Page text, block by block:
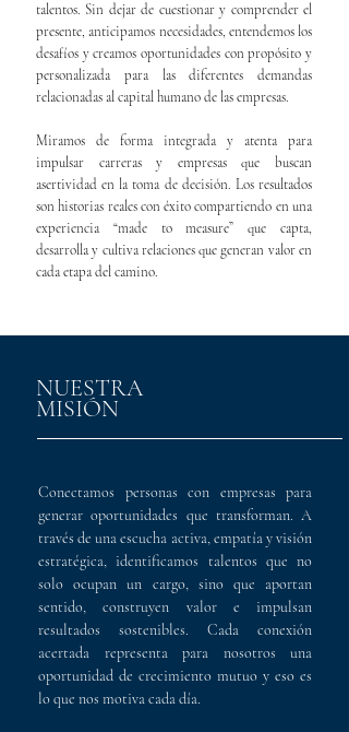
talentos. Sin dejar de cuestionar y comprender el
presente, anticipamos necesidades, entendemos los
desafíos y creamos oportunidades con propósito y
personalizada para las diferentes demandas
relacionadas al capital humano de las empresas.
Miramos de forma integrada y atenta para
impulsar carreras y empresas que buscan
asertividad en la toma de decisión. Los resultados
son historias reales con éxito compartiendo en una
experiencia “made to measure” que capta,
desarrolla y cultiva relaciones que generan valor en
cada etapa del camino.
NUESTRA
MISIÓN
Conectamos personas con empresas para
generar oportunidades que transforman. A
través de una escucha activa, empatía y visión
estratégica, identificamos talentos que no
solo ocupan un cargo, sino que aportan
sentido, construyen valor e impulsan
resultados sostenibles. ​Cada conexión
acertada representa para nosotros una
oportunidad de crecimiento mutuo y eso es
lo que nos motiva cada día.